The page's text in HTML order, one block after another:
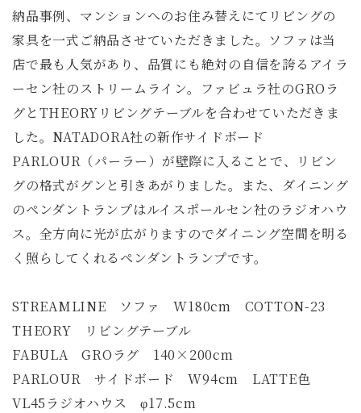
納品事例、マンションへのお住み替えにてリビングの
家具を一式ご納品させていただきました。ソファは当
店で最も人気があり、品質にも絶対の自信を誇るアイラ
ーセン社のストリームライン。ファビュラ社のGROラ
グとTHEORYリビングテーブルを合わせていただきま
した。NATADORA社の新作サイドボード
PARLOUR（パーラー）が壁際に入ることで、リビン
グの格式がグンと引きあがりました。また、ダイニング
のペンダントランプはルイスポールセン社のラジオハウ
ス。全方向に光が広がりますのでダイニング空間を明る
く照らしてくれるペンダントランプです。
STREAMLINE ソファ W180cm COTTON-23
THEORY リビングテーブル
FABULA GROラグ 140×200cm
PARLOUR サイドボード W94cm LATTE色
VL45ラジオハウス φ17.5cm